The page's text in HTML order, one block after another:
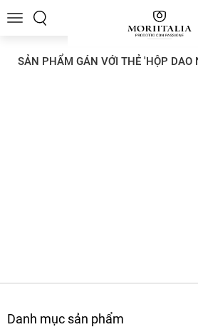
Toggle
SẢN PHẨM GÁN VỚI THẺ 'HỘP
Danh mục sản phẩm